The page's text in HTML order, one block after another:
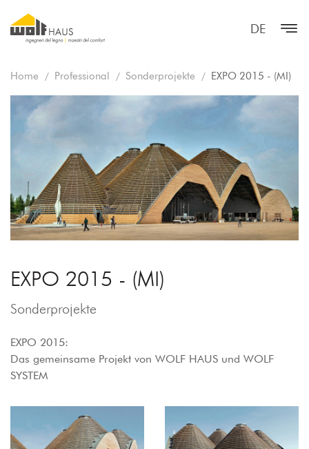
DE
Home Professional Sonderprojekte EXPO 2015 - (MI)
EXPO 2015 - (MI)
Sonderprojekte
EXPO 2015:
Das gemeinsame Projekt von WOLF HAUS und WOLF
SYSTEM